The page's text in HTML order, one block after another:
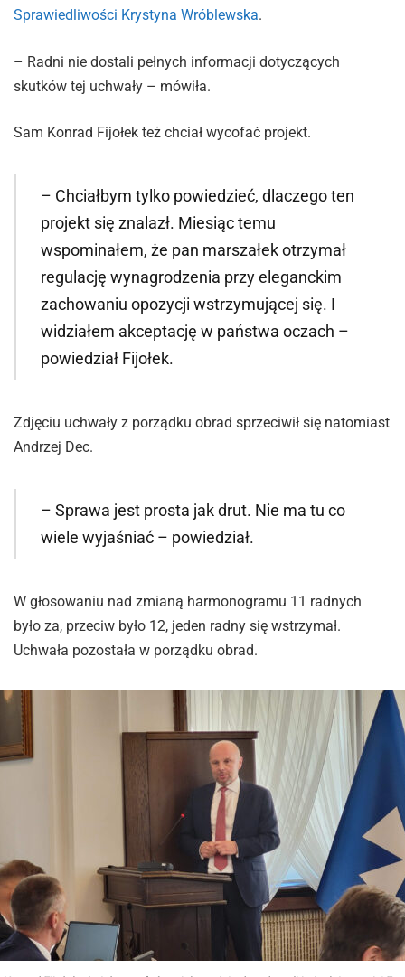
Sprawiedliwości Krystyna Wróblewska.
– Radni nie dostali pełnych informacji dotyczących
skutków tej uchwały – mówiła.
Sam Konrad Fijołek też chciał wycofać projekt.
– Chciałbym tylko powiedzieć, dlaczego ten
projekt się znalazł. Miesiąc temu
wspominałem, że pan marszałek otrzymał
regulację wynagrodzenia przy eleganckim
zachowaniu opozycji wstrzymującej się. I
widziałem akceptację w państwa oczach –
powiedział Fijołek.
Zdjęciu uchwały z porządku obrad sprzeciwił się natomiast
Andrzej Dec.
– Sprawa jest prosta jak drut. Nie ma tu co
wiele wyjaśniać – powiedział.
W głosowaniu nad zmianą harmonogramu 11 radnych
było za, przeciw było 12, jeden radny się wstrzymał.
Uchwała pozostała w porządku obrad.